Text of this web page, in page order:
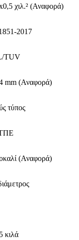
χιλ.² (Αναφορά)
2017
TUV
mm (Αναφορά)
τύπος
(Αναφορά)
κιλά